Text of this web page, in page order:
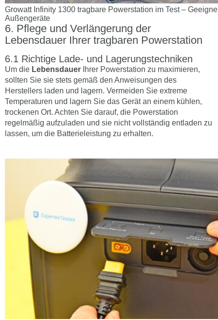
Growatt Infinity 1300 tragbare Powerstation im Test –
Außengeräte
Pflege und Verlängerung der
Lebensdauer Ihrer tragbaren Powerstation
Richtige Lade- und Lagerungstechniken
Um die Lebensdauer Ihrer Powerstation zu maximieren,
sollten Sie sie stets gemäß den Anweisungen des
Herstellers laden und lagern. Vermeiden Sie extreme
Temperaturen und lagern Sie das Gerät an einem kühlen,
trockenen Ort. Achten Sie darauf, die Powerstation
regelmäßig aufzuladen und sie nicht vollständig entladen zu
lassen, um die Batterieleistung zu erhalten.